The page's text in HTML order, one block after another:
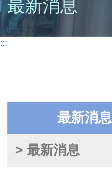
最新消息
:::
最新消息
> 最新消息